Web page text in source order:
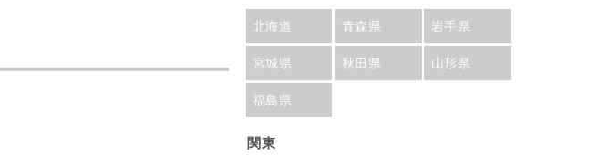
北海道 青森県 岩手県
宮城県 秋田県 山形県
福島県
関東